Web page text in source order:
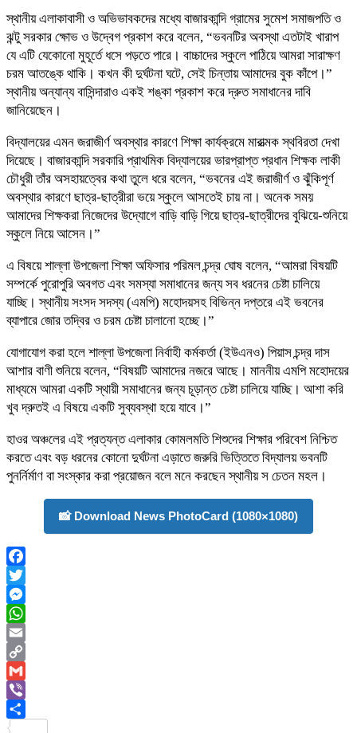
স্থানীয় এলাকাবাসী ও অভিভাবকদের মধ্যে বাজারকান্দি গ্রামের সুমেশ সমাজপতি ও
ঝন্টু সরকার ক্ষোভ ও উদ্বেগ প্রকাশ করে বলেন, “ভবনটির অবস্থা এতটাই খারাপ
যে এটি যেকোনো মুহূর্তে ধসে পড়তে পারে। বাচ্চাদের স্কুলে পাঠিয়ে আমরা সারাক্ষণ
চরম আতঙ্কে থাকি। কখন কী দুর্ঘটনা ঘটে, সেই চিন্তায় আমাদের বুক কাঁপে।”
স্থানীয় অন্যান্য বাসিন্দারাও একই শঙ্কা প্রকাশ করে দ্রুত সমাধানের দাবি
জানিয়েছেন।
বিদ্যালয়ের এমন জরাজীর্ণ অবস্থার কারণে শিক্ষা কার্যক্রমে মারাত্মক স্থবিরতা দেখা
দিয়েছে। বাজারকান্দি সরকারি প্রাথমিক বিদ্যালয়ের ভারপ্রাপ্ত প্রধান শিক্ষক লাকী
চৌধুরী তাঁর অসহায়ত্বের কথা তুলে ধরে বলেন, “ভবনের এই জরাজীর্ণ ও ঝুঁকিপূর্ণ
অবস্থার কারণে ছাত্র-ছাত্রীরা ভয়ে স্কুলে আসতেই চায় না। অনেক সময়
আমাদের শিক্ষকরা নিজেদের উদ্যোগে বাড়ি বাড়ি গিয়ে ছাত্র-ছাত্রীদের বুঝিয়ে-শুনিয়ে
স্কুলে নিয়ে আসেন।”
এ বিষয়ে শাল্লা উপজেলা শিক্ষা অফিসার পরিমল চন্দ্র ঘোষ বলেন, “আমরা বিষয়টি
সম্পর্কে পুরোপুরি অবগত এবং সমস্যা সমাধানের জন্য সব ধরনের চেষ্টা চালিয়ে
যাচ্ছি। স্থানীয় সংসদ সদস্য (এমপি) মহোদয়সহ বিভিন্ন দপ্তরে এই ভবনের
ব্যাপারে জোর তদ্বির ও চরম চেষ্টা চালানো হচ্ছে।”
যোগাযোগ করা হলে শাল্লা উপজেলা নির্বাহী কর্মকর্তা (ইউএনও) পিয়াস চন্দ্র দাস
আশার বাণী শুনিয়ে বলেন, “বিষয়টি আমাদের নজরে আছে। মাননীয় এমপি মহোদয়ের
মাধ্যমে আমরা একটি স্থায়ী সমাধানের জন্য চূড়ান্ত চেষ্টা চালিয়ে যাচ্ছি। আশা করি
খুব দ্রুতই এ বিষয়ে একটি সুব্যবস্থা হয়ে যাবে।”
হাওর অঞ্চলের এই প্রত্যন্ত এলাকার কোমলমতি শিশুদের শিক্ষার পরিবেশ নিশ্চিত
করতে এবং বড় ধরনের কোনো দুর্ঘটনা এড়াতে জরুরি ভিত্তিতে বিদ্যালয় ভবনটি
পুনর্নির্মাণ বা সংস্কার করা প্রয়োজন বলে মনে করছেন স্থানীয় স চেতন মহল।
📸 Download News PhotoCard (1080×1080)
Facebook
Twitter
Messenger
WhatsApp
Email
Copy
Link
Gmail
Viber